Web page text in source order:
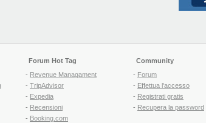
Forum Hot Tag
- Revenue Managament
- TripAdvisor
- Expedia
- Recensioni
- Booking.com
Community
- Forum
- Effettua l'accesso
- Registrati gratis
- Recupera la password